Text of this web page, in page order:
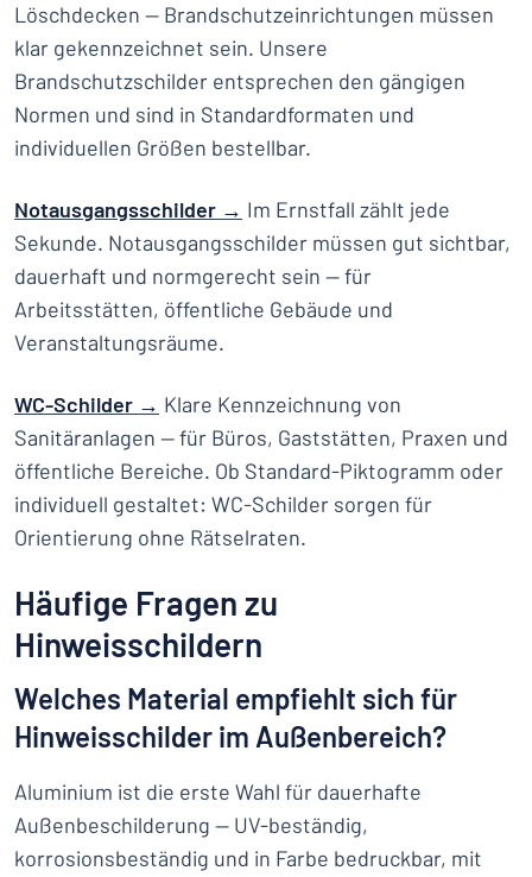
Löschdecken — Brandschutzeinrichtungen müssen
klar gekennzeichnet sein. Unsere
Brandschutzschilder entsprechen den gängigen
Normen und sind in Standardformaten und
individuellen Größen bestellbar.
Notausgangsschilder → Im Ernstfall zählt jede
Sekunde. Notausgangsschilder müssen gut sichtbar,
dauerhaft und normgerecht sein — für
Arbeitsstätten, öffentliche Gebäude und
Veranstaltungsräume.
WC-Schilder → Klare Kennzeichnung von
Sanitäranlagen — für Büros, Gaststätten, Praxen und
öffentliche Bereiche. Ob Standard-Piktogramm oder
individuell gestaltet: WC-Schilder sorgen für
Orientierung ohne Rätselraten.
Häufige Fragen zu
Hinweisschildern
Welches Material empfiehlt sich für
Hinweisschilder im Außenbereich?
Aluminium ist die erste Wahl für dauerhafte
Außenbeschilderung — UV-beständig,
korrosionsbeständig und in Farbe bedruckbar, mit